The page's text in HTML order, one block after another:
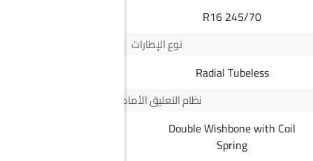
245/70 R16
نوع الإطارات
Radial Tubeless
نظام التعليق الأمامي
Double Wishbone with Coil
Spring